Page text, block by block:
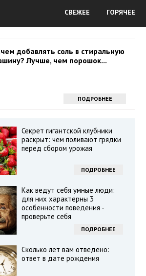
СВЕЖЕЕ ГОРЯЧЕЕ
добавлять соль в стиральную
Лучше, чем порошок...
ПОДРОБНЕЕ
Секрет гигантской клубники
раскрыт: чем поливают грядки
перед сбором урожая
ПОДРОБНЕЕ
Как ведут себя умные люди:
для них характерны 3
особенности поведения -
проверьте себя
ПОДРОБНЕЕ
Сколько лет вам отведено:
ответ в дате рождения